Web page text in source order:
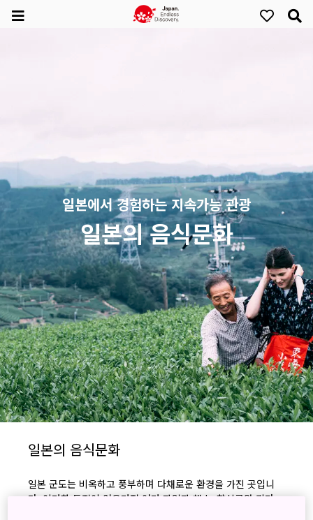
일본에서 경험하는 지속가능 관광
일본의 음식문화
일본의 음식문화
일본 군도는 비옥하고 풍부하며 다채로운 환경을 가진 곳입니
다. 이러한 특징이 어우러져 여러 과일과 채소, 향신료와 기타